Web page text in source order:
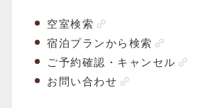
空室検索
宿泊プランから検索
ご予約確認・キャンセル
お問い合わせ